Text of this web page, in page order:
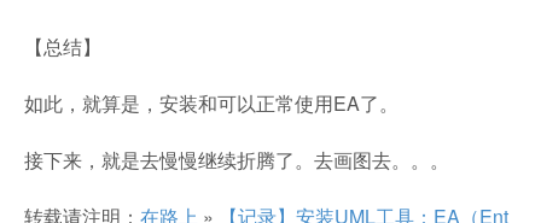
【总结】
如此，就算是，安装和可以正常使用EA了。
接下来，就是去慢慢继续折腾了。去画图去。。。
转载请注明： 在路上 »
【记录】安装UML工具：EA（Ent